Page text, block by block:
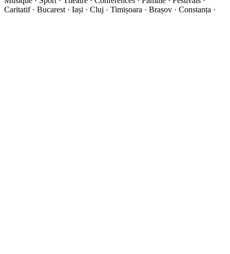
Caritatif · Bucarest · Iași · Cluj · Timișoara · Brașov · Constanța ·